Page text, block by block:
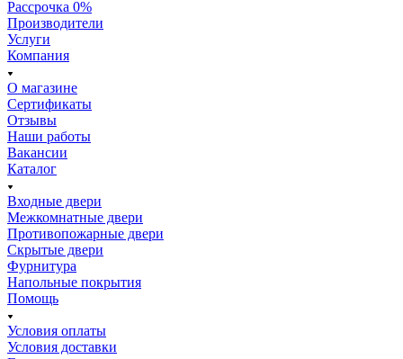
Рассрочка 0%
Производители
Услуги
Компания
О магазине
Сертификаты
Отзывы
Наши работы
Вакансии
Каталог
Входные двери
Межкомнатные двери
Противопожарные двери
Скрытые двери
Фурнитура
Напольные покрытия
Помощь
Условия оплаты
Условия доставки